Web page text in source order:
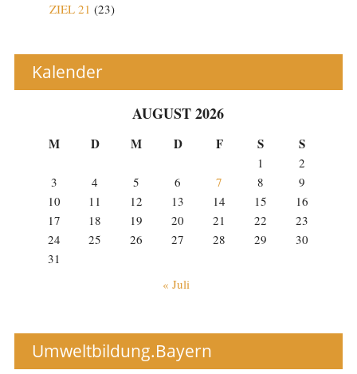
ZIEL 21 (23)
Kalender
AUGUST 2026
M D M D F S S
1
2
3
4 5 6 7 8
9
10
11 12 13 14 15
16
17
18 19 20 21 22
23
24
25 26 27 28 29
30
31
« Juli
Umweltbildung.Bayern